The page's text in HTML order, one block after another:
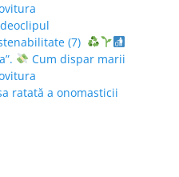
(7)
Cum dispar marii
ratată a onomasticii